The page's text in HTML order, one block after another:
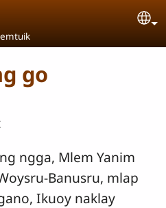
go
ngga, Mlem Yanim
Banusru, mlap
Ikuoy naklay